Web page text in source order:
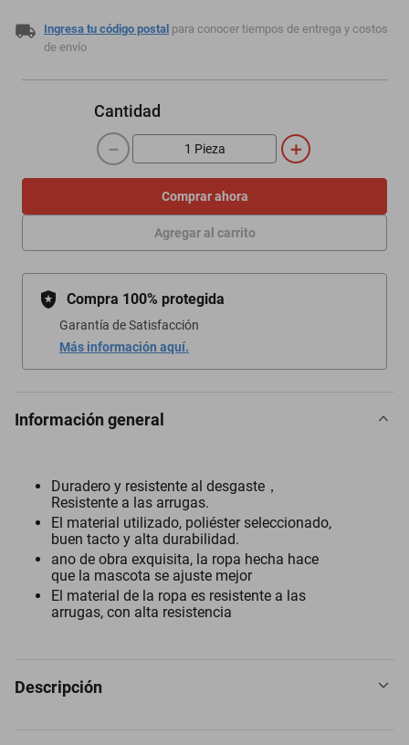
Ingresa tu código postal para conocer tiempos de entrega y costos
de envío
Cantidad
＋
－
Comprar ahora
Agregar al carrito
Compra 100% protegida
Garantía de Satisfacción
Más información aquí.
Información general
Duradero y resistente al desgaste，
Resistente a las arrugas.
El material utilizado, poliéster seleccionado,
buen tacto y alta durabilidad.
ano de obra exquisita, la ropa hecha hace
que la mascota se ajuste mejor
El material de la ropa es resistente a las
arrugas, con alta resistencia
Descripción